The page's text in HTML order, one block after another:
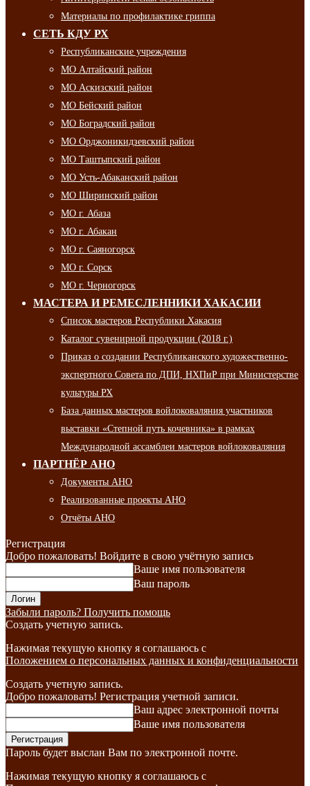
Материалы по профилактике гриппа
СЕТЬ КДУ РХ
Республиканские учреждения
МО Алтайский район
МО Аскизский район
МО Бейский район
МО Боградский район
МО Орджоникидзевский район
МО Таштыпский район
МО Усть-Абаканский район
МО Ширинский район
МО г. Абаза
МО г. Абакан
МО г. Саяногорск
МО г. Сорск
МО г. Черногорск
МАСТЕРА И РЕМЕСЛЕННИКИ ХАКАСИИ
Список мастеров Республики Хакасия
Каталог сувенирной продукции (2018 г.)
Приказ о создании Республиканского художественно-
экспертного Совета по ДПИ, НХПиР при Министерстве
культуры РХ
База данных мастеров войлоковаляния участников
выставки «Степной путь кочевника» в рамках
Международной ассамблеи мастеров войлоковаляния
ПАРТНЁР АНО
Документы АНО
Реализованные проекты АНО
Отчёты АНО
Регистрация
Добро пожаловать! Войдите в свою учётную запись
Ваше имя пользователя
Ваш пароль
Забыли пароль? Получить помощь
Создать учетную запись.
Нажимая текущую кнопку я соглашаюсь с
Положением о персональных данных и конфиденциальности
Создать учетную запись.
Добро пожаловать! Регистрация учетной записи.
Ваш адрес электронной почты
Ваше имя пользователя
Пароль будет выслан Вам по электронной почте.
Нажимая текущую кнопку я соглашаюсь с